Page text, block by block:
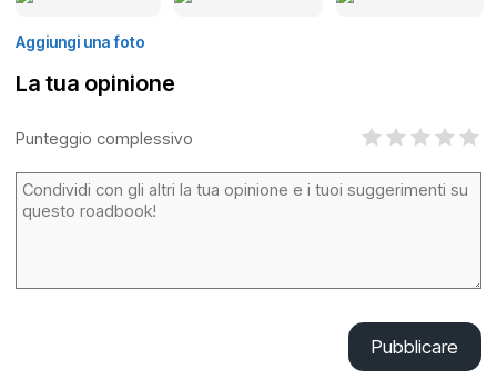
Aggiungi una foto
La tua opinione
Punteggio complessivo
Pubblicare